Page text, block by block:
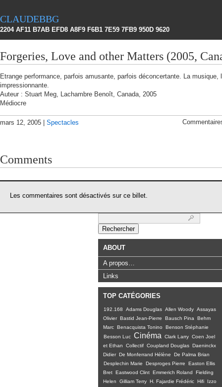
claudebbg
2204 AF11 B7AB EFD8 A8F9 F6B1 7E59 7FB9 950D 9620
Forgeries, Love and other Matters (2005,
Etrange performance, parfois amusante, parfois déconcertante. La musique,
impressionnante.
Auteur : Stuart Meg, Lachambre Benoît, Canada, 2005
Médiocre
mars 12, 2005 | Spectacles
Comments
Les commentaires sont désactivés sur ce billet.
ABOUT
A propos…
Links
TOP CATÉGORIES
192.168 Adams Douglas Allen Woody Assayas
Olivier Bastid Jean-Pierre Bausch Pina
Behm
Marc Benacquista Tonino
Benson Stéphanie
Besson Luc Cinéma Clark Larry Coen Joel
et Ethan
Collectif Coupland Douglas Daeninckx
Didier De Monferrand Hélène
De Palma Brian
Desplechin Marie
Desproges Pierre
Easton Ellis
Bret Eastwood Clint Emmerich Roland
Fielding
Helen
Gilliam Terry H. Fajardie Frédéric Hifi
Izzo